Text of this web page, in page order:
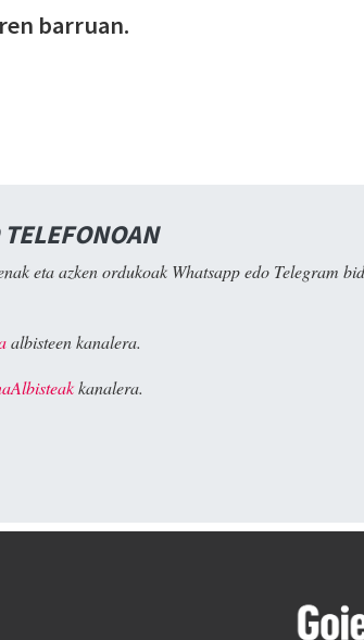
barruan.
eta azken ordukoak Whatsapp edo Telegram
albisteen kanalera.
kanalera.